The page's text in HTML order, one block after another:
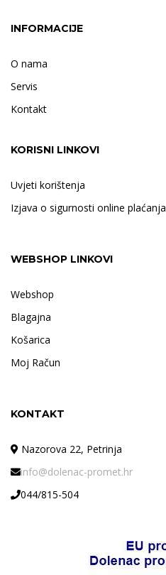
INFORMACIJE
O nama
Servis
Kontakt
KORISNI LINKOVI
Uvjeti korištenja
Izjava o sigurnosti online plaćanja
WEBSHOP LINKOVI
Webshop
Blagajna
Košarica
Moj Račun
KONTAKT
Nazorova 22, Petrinja
info@dolenac-promet.hr
044/815-504